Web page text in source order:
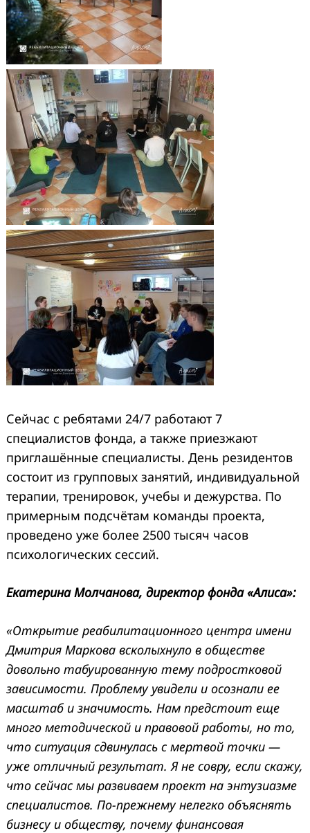
Сейчас с ребятами 24/7 работают 7
специалистов фонда, а также приезжают
приглашённые специалисты. День резидентов
состоит из групповых занятий, индивидуальной
терапии, тренировок, учебы и дежурства. По
примерным подсчётам команды проекта,
проведено уже более 2500 тысяч часов
психологических сессий.
Екатерина Молчанова, директор фонда «Алиса»:
«Открытие реабилитационного центра имени
Дмитрия Маркова всколыхнуло в обществе
довольно табуированную тему подростковой
зависимости. Проблему увидели и осознали ее
масштаб и значимость. Нам предстоит еще
много методической и правовой работы, но то,
что ситуация сдвинулась с мертвой точки —
уже отличный результат. Я не совру, если скажу,
что сейчас мы развиваем проект на энтузиазме
специалистов. По-прежнему нелегко объяснять
бизнесу и обществу, почему финансовая